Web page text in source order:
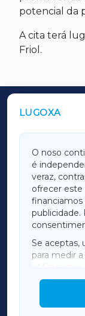
potencial da
A cita terá
Friol.
LUGOXA
O noso
é
veraz,
ofrecer este
financiamos
publicidade.
Se aceptas,
para medir
utilizaremos
mostrar
Así
cookies
OUTROS